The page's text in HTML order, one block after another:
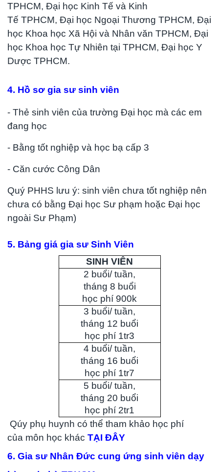
TPHCM, Đại học Kinh Tế và Kinh
Tế TPHCM, Đại học Ngoại Thương TPHCM, Đại
học Khoa học Xã Hội và Nhân văn TPHCM, Đại
học Khoa học Tự Nhiên tại TPHCM, Đại học Y
Dược TPHCM.
4. Hồ sơ gia sư sinh viên
- Thẻ sinh viên của trường Đại học mà các em
đang học
- Bằng tốt nghiệp và học bạ cấp 3
- Căn cước Công Dân
Quý PHHS lưu ý: sinh viên chưa tốt nghiệp nên
chưa có bằng Đại học Sư phạm hoặc Đại học
ngoài Sư Phạm)
5. Bảng giá gia sư Sinh Viên
SINH VIÊN
2 buổi/ tuần,
tháng 8 buổi
học phí 900k
3 buổi/ tuần,
tháng 12 buổi
học phí 1tr3
4 buổi/ tuần,
tháng 16 buổi
học phí 1tr7
5 buổi/ tuần,
tháng 20 buổi
học phí 2tr1
Qúy phụ huynh có thể tham khảo học phí
của môn học khác TẠI ĐÂY
6. Gia sư Nhân Đức cung ứng sinh viên dạy